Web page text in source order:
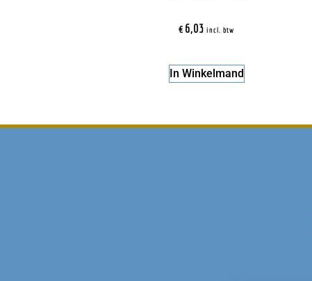
€6,03 incl. btw
In Winkelmand